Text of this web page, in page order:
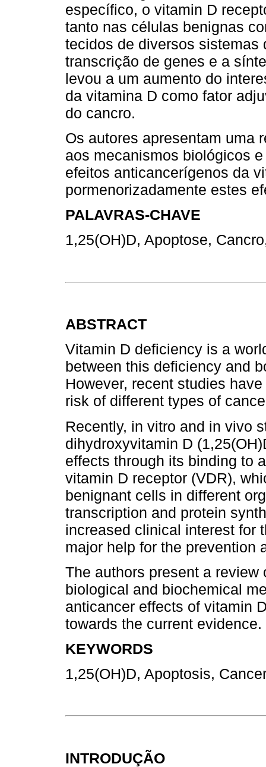
específico, o vitamin D
tanto nas células benignas
tecidos de diversos sistemas
transcrição de genes e a
levou a um aumento do
da vitamina D como fator
do cancro.
Os autores apresentam uma
aos mecanismos biológicos
efeitos anticancerígenos da
pormenorizadamente estes
PALAVRAS-CHAVE
1,25(OH)D, Apoptose,
ABSTRACT
Vitamin D deficiency is a
between this deficiency and
However, recent studies
risk of different types of
Recently, in vitro and in vivo
dihydroxyvitamin D
effects through its binding to
vitamin D receptor (VDR),
benignant cells in different
transcription and protein
increased clinical interest for
major help for the prevention
The authors present a
biological and biochemical
anticancer effects of vitamin
towards the current evidence.
KEYWORDS
1,25(OH)D, Apoptosis,
INTRODUÇÃO